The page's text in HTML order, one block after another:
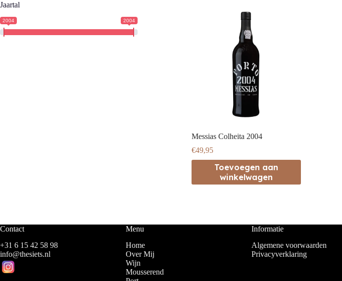
Messias Colheita 2004
€49,95
Toevoegen aan
winkelwagen
Jaartal
2004 2004
Contact
+31 6 15 42 58 98
info@thesiets.nl
Menu
Home
Over Mij
Wijn
Mousserend
Informatie
Algemene voorwaarden
Privacyverklaring